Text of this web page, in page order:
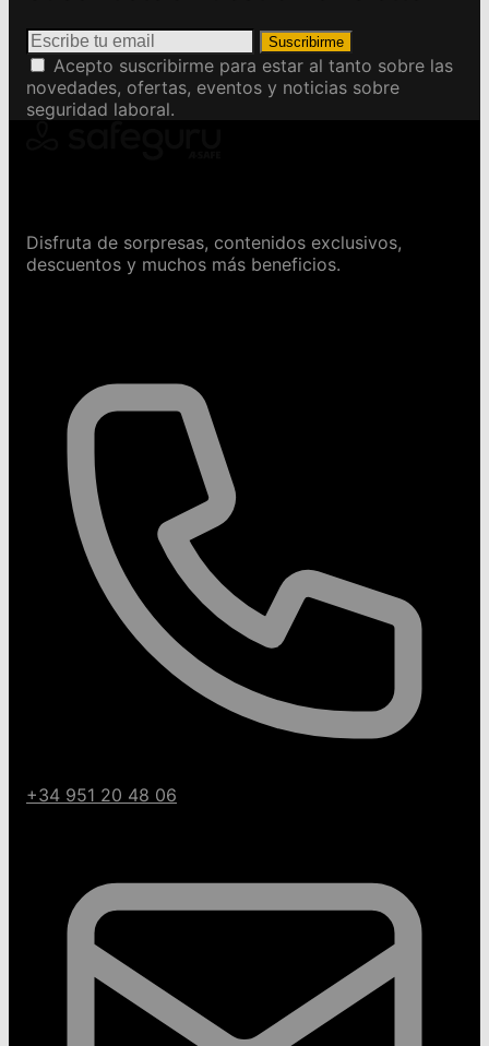
Suscribirme
Acepto suscribirme para estar al tanto sobre las
novedades, ofertas, eventos y noticias sobre
seguridad laboral.
Disfruta de sorpresas, contenidos exclusivos,
descuentos y muchos más beneficios.
+34 951 20 48 06